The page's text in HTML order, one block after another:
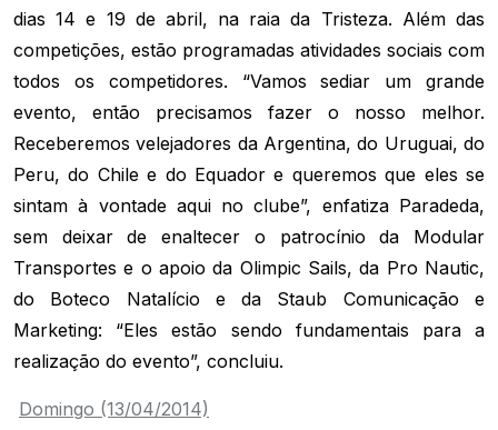
dias 14 e 19 de abril, na raia da Tristeza. Além das
competições, estão programadas atividades sociais com
todos os competidores. “Vamos sediar um grande
evento, então precisamos fazer o nosso melhor.
Receberemos velejadores da Argentina, do Uruguai, do
Peru, do Chile e do Equador e queremos que eles se
sintam à vontade aqui no clube”, enfatiza Paradeda,
sem deixar de enaltecer o patrocínio da Modular
Transportes e o apoio da Olimpic Sails, da Pro Nautic,
do Boteco Natalício e da Staub Comunicação e
Marketing: “Eles estão sendo fundamentais para a
realização do evento”, concluiu.
Domingo (13/04/2014)